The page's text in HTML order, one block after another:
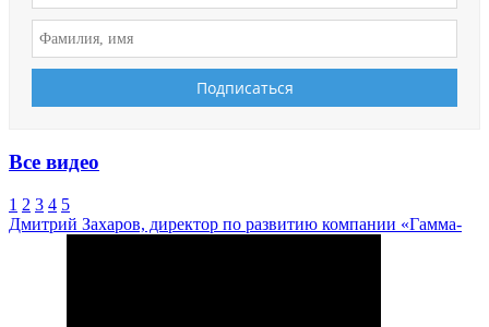
Все видео
1 2 3 4 5
Дмитрий Захаров, директор по развитию компании «Гамма-